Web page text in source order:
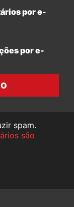
por e-
por e-
spam.
são